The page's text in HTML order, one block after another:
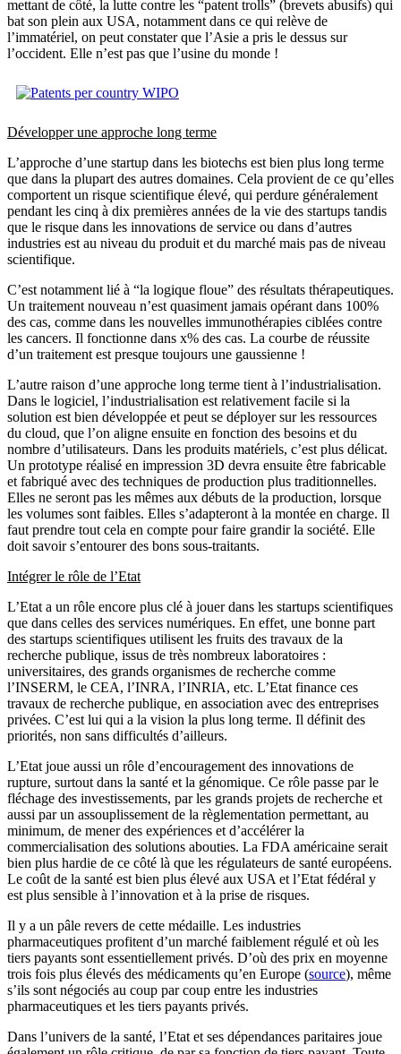
mettant de côté, la lutte contre les “patent trolls” (brevets abusifs) qui
bat son plein aux USA, notamment dans ce qui relève de
l’immatériel, on peut constater que l’Asie a pris le dessus sur
l’occident. Elle n’est pas que l’usine du monde !
Développer une approche long terme
L’approche d’une startup dans les biotechs est bien plus long terme
que dans la plupart des autres domaines. Cela provient de ce qu’elles
comportent un risque scientifique élevé, qui perdure généralement
pendant les cinq à dix premières années de la vie des startups tandis
que le risque dans les innovations de service ou dans d’autres
industries est au niveau du produit et du marché mais pas de niveau
scientifique.
C’est notamment lié à “la logique floue” des résultats thérapeutiques.
Un traitement nouveau n’est quasiment jamais opérant dans 100%
des cas, comme dans les nouvelles immunothérapies ciblées contre
les cancers. Il fonctionne dans x% des cas. La courbe de réussite
d’un traitement est presque toujours une gaussienne !
L’autre raison d’une approche long terme tient à l’industrialisation.
Dans le logiciel, l’industrialisation est relativement facile si la
solution est bien développée et peut se déployer sur les ressources
du cloud, que l’on aligne ensuite en fonction des besoins et du
nombre d’utilisateurs. Dans les produits matériels, c’est plus délicat.
Un prototype réalisé en impression 3D devra ensuite être fabricable
et fabriqué avec des techniques de production plus traditionnelles.
Elles ne seront pas les mêmes aux débuts de la production, lorsque
les volumes sont faibles. Elles s’adapteront à la montée en charge. Il
faut prendre tout cela en compte pour faire grandir la société. Elle
doit savoir s’entourer des bons sous-traitants.
Intégrer le rôle de l’Etat
L’Etat a un rôle encore plus clé à jouer dans les startups scientifiques
que dans celles des services numériques. En effet, une bonne part
des startups scientifiques utilisent les fruits des travaux de la
recherche publique, issus de très nombreux laboratoires :
universitaires, des grands organismes de recherche comme
l’INSERM, le CEA, l’INRA, l’INRIA, etc. L’Etat finance ces
travaux de recherche publique, en association avec des entreprises
privées. C’est lui qui a la vision la plus long terme. Il définit des
priorités, non sans difficultés d’ailleurs.
L’Etat joue aussi un rôle d’encouragement des innovations de
rupture, surtout dans la santé et la génomique. Ce rôle passe par le
fléchage des investissements, par les grands projets de recherche et
aussi par un assouplissement de la règlementation permettant, au
minimum, de mener des expériences et d’accélérer la
commercialisation des solutions abouties. La FDA américaine serait
bien plus hardie de ce côté là que les régulateurs de santé européens.
Le coût de la santé est bien plus élevé aux USA et l’Etat fédéral y
est plus sensible à l’innovation et à la prise de risques.
Il y a un pâle revers de cette médaille. Les industries
pharmaceutiques profitent d’un marché faiblement régulé et où les
tiers payants sont essentiellement privés. D’où des prix en moyenne
trois fois plus élevés des médicaments qu’en Europe (source), même
s’ils sont négociés au coup par coup entre les industries
pharmaceutiques et les tiers payants privés.
Dans l’univers de la santé, l’Etat et ses dépendances paritaires joue